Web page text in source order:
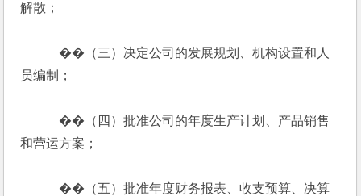
解散；
��（三）决定公司的发展规划、机构设置和人
员编制；
��（四）批准公司的年度生产计划、产品销售
和营运方案；
��（五）批准年度财务报表、收支预算、决算